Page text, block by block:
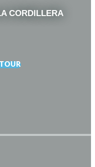
CORDILLERA